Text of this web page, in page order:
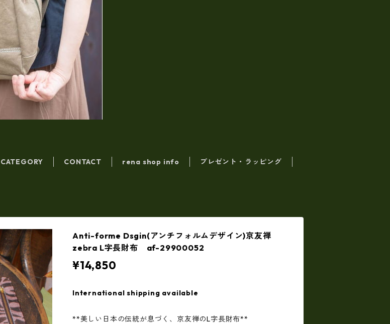
CATEGORY CONTACT rena shop info
プレゼント・ラッピング
Anti-forme Dsgin(アンチフォルムデザイン)京友禅
zebra L字長財布 af-29900052
¥14,850
International shipping available
**美しい日本の伝統が息づく、京友禅のL字長財布**